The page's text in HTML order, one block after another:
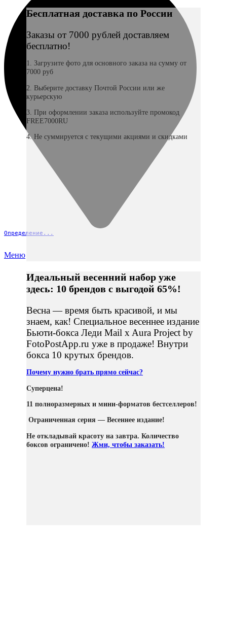
Определение...
Меню
Бесплатная доставка по России
Заказы от 7000 рублей доставляем
бесплатно!
1. Загрузите фото для основного заказа на сумму от
7000 руб
2. Выберите доставку Почтой России или же
курьерскую
3. При оформлении заказа используйте промокод
FREE7000RU
4. Не суммируется с текущими акциями и скидками
Идеальный весенний набор уже
здесь: 10 брендов с выгодой 65%!
Весна — время быть красивой, и мы
знаем, как! Специальное весеннее издание
Бьюти-бокса Леди Mail x Aura Project by
FotoPostApp.ru уже в продаже! Внутри
бокса 10 крутых брендов.
Почему нужно брать прямо сейчас?
Суперцена!
11 полноразмерных и мини-форматов бестселлеров!
Ограниченная серия — Весеннее издание!
Не откладывай красоту на завтра. Количество
боксов ограничено! Жми, чтобы заказать!